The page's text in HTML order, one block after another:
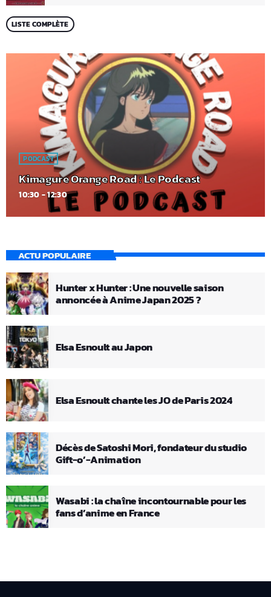
LISTE COMPLÈTE
PODCAST
Kimagure Orange Road : Le Podcast
10:30 - 12:30
ACTU POPULAIRE
Hunter x Hunter : Une nouvelle saison
annoncée à Anime Japan 2025 ?
Elsa Esnoult au Japon
Elsa Esnoult chante les JO de Paris 2024
Décès de Satoshi Mori, fondateur du studio
Gift-o’-Animation
Wasabi : la chaîne incontournable pour les
fans d’anime en France